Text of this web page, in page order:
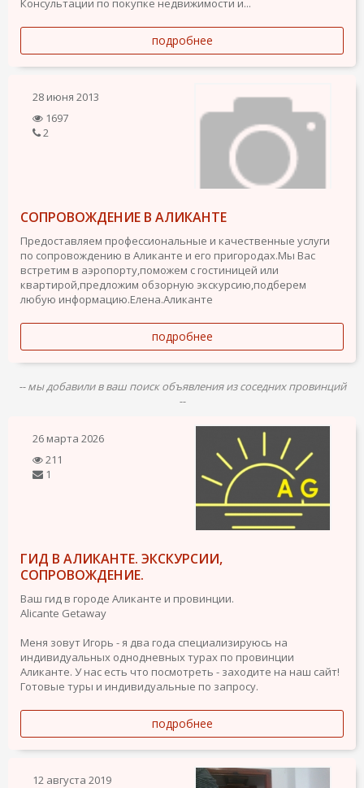
Консультации по покупке недвижимости и...
подробнее
28 июня 2013
1697
2
СОПРОВОЖДЕНИЕ В АЛИКАНТЕ
Предоставляем профессиональные и качественные услуги
по сопровождению в Аликанте и его пригородах.Мы Вас
встретим в аэропорту,поможем с гостиницей или
квартирой,предложим обзорную экскурсию,подберем
любую информацию.Елена.Аликанте
подробнее
-- мы добавили в ваш поиск объявления из соседних провинций
--
26 марта 2026
211
1
ГИД В АЛИКАНТЕ. ЭКСКУРСИИ,
СОПРОВОЖДЕНИЕ.
Ваш гид в городе Аликанте и провинции.
Alicante Getaway
Меня зовут Игорь - я два года специализируюсь на
индивидуальных однодневных турах по провинции
Аликанте. У нас есть что посмотреть - заходите на наш сайт!
Готовые туры и индивидуальные по запросу.
подробнее
12 августа 2019